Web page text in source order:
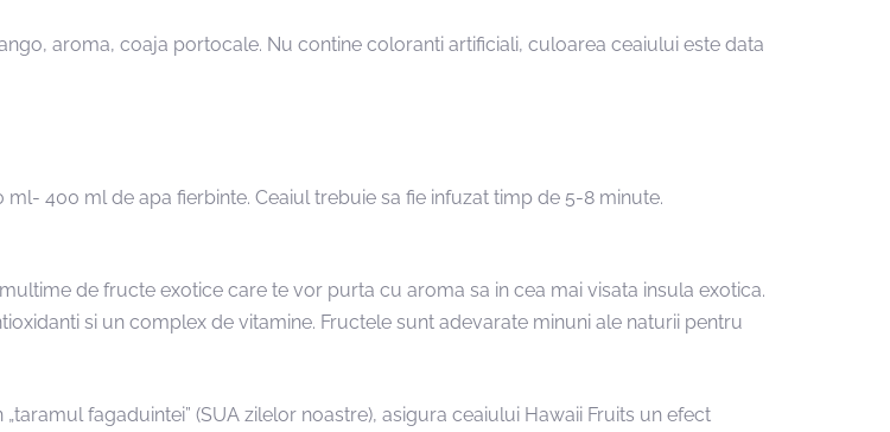
aroma, coaja portocale. Nu contine coloranti artificiali, culoarea ceaiului este data
ml- 400 ml de apa fierbinte. Ceaiul trebuie sa fie infuzat timp de 5-8 minute.
de fructe exotice care te vor purta cu aroma sa in cea mai visata insula exotica.
si un complex de vitamine. Fructele sunt adevarate minuni ale naturii pentru
fagaduintei” (SUA zilelor noastre), asigura ceaiului Hawaii Fruits un efect